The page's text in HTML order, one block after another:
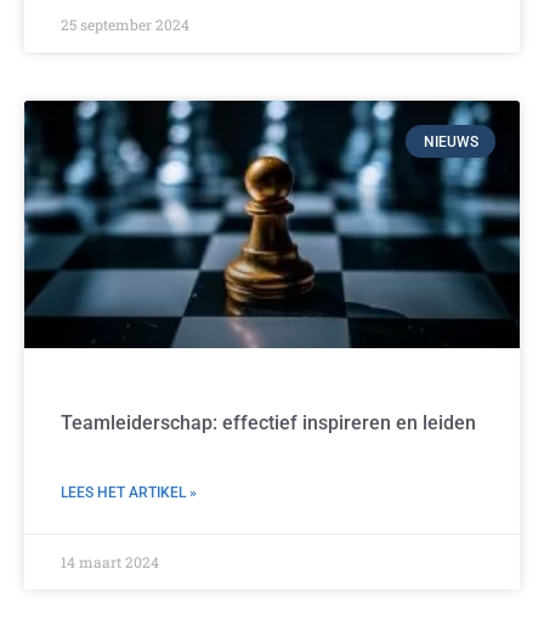
25 september 2024
NIEUWS
Teamleiderschap: effectief inspireren en leiden
LEES HET ARTIKEL »
14 maart 2024